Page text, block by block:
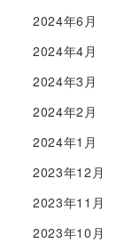
2024年6月
2024年4月
2024年3月
2024年2月
2024年1月
2023年12月
2023年11月
2023年10月